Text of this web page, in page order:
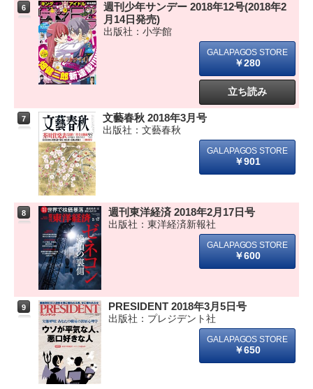
6
週刊少年サンデー 2018年12号(2018年2
月14日発売)
出版社：小学館
￥280
立ち読み
7 文藝春秋 2018年3月号
出版社：文藝春秋
￥901
8 週刊東洋経済 2018年2月17日号
出版社：東洋経済新報社
￥600
9 PRESIDENT 2018年3月5日号
出版社：プレジデント社
￥650